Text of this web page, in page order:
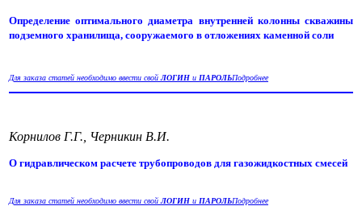
Определение оптимального диаметра внутренней колонны скважины
подземного хранилища, сооружаемого в отложениях каменной соли
Для заказа статей необходимо ввести свойЛОГИН и ПАРОЛЬПодробнее
Корнилов Г.Г., Черникин В.И.
О гидравлическом расчете трубопроводов для газожидкостных смесей
Для заказа статей необходимо ввести свойЛОГИН и ПАРОЛЬПодробнее